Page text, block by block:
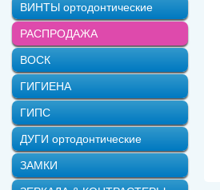
ВИНТЫ ортодонтические
РАСПРОДАЖА
ВОСК
ГИГИЕНА
ГИПС
ДУГИ ортодонтические
ЗАМКИ